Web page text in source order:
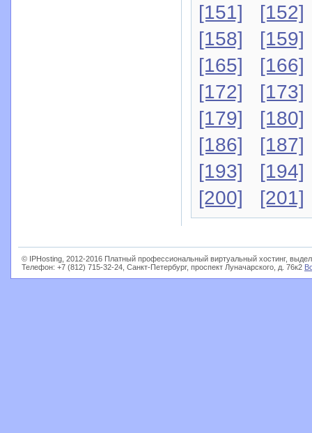
[151]
[152]
[158]
[159]
[165]
[166]
[172]
[173]
[179]
[180]
[186]
[187]
[193]
[194]
[200]
[201]
© IPHosting, 2012-2016 Платный профессиональный виртуальный хостинг,
Телефон: +7 (812) 715-32-24, Санкт-Петербург, проспект Луначарского, д. 76к2